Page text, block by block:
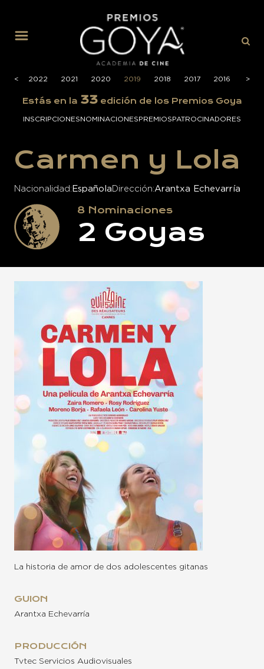
<
< 2022 2021 2020 2019 2018 2017 2016 2015
>
>
Estás en la 33edición de los Premios Goya
INSCRIPCIONESNOMINACIONESPREMIOSPATROCINADORES
Carmen y Lola
Nacionalidad Española Dirección Arantxa Echevarría
8 Nominaciones
2 Goyas
La historia de amor de dos adolescentes gitanas
GUION
Arantxa Echevarría
PRODUCCIÓN
Tvtec Servicios Audiovisuales